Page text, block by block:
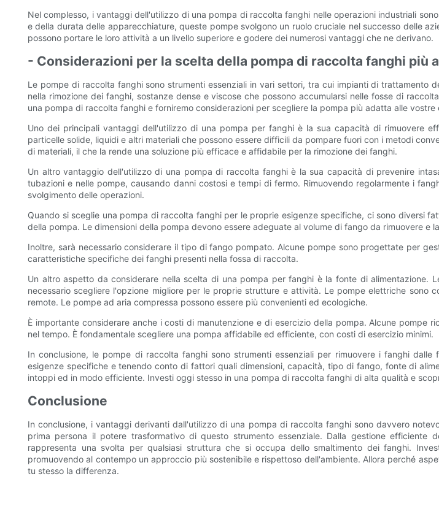
Nel complesso, i vantaggi dell'utilizzo di una pompa di raccolta fanghi nelle operazioni industriali
e della durata delle apparecchiature, queste pompe svolgono un ruolo cruciale nel successo delle
possono portare le loro attività a un livello superiore e godere dei numerosi vantaggi che ne derivano.
- Considerazioni per la scelta della pompa di raccolta fanghi più
Le pompe di raccolta fanghi sono strumenti essenziali in vari settori, tra cui impianti di trattamento
nella rimozione dei fanghi, sostanze dense e viscose che possono accumularsi nelle fosse di
una pompa di raccolta fanghi e forniremo considerazioni per scegliere la pompa più adatta alle vostre
Uno dei principali vantaggi dell'utilizzo di una pompa per fanghi è la sua capacità di rimuovere
particelle solide, liquidi e altri materiali che possono essere difficili da pompare fuori con i metodi
di materiali, il che la rende una soluzione più efficace e affidabile per la rimozione dei fanghi.
Un altro vantaggio dell'utilizzo di una pompa di raccolta fanghi è la sua capacità di prevenire
tubazioni e nelle pompe, causando danni costosi e tempi di fermo. Rimuovendo regolarmente i
svolgimento delle operazioni.
Quando si sceglie una pompa di raccolta fanghi per le proprie esigenze specifiche, ci sono diversi
della pompa. Le dimensioni della pompa devono essere adeguate al volume di fango da rimuovere
Inoltre, sarà necessario considerare il tipo di fango pompato. Alcune pompe sono progettate per
caratteristiche specifiche dei fanghi presenti nella fossa di raccolta.
Un altro aspetto da considerare nella scelta di una pompa per fanghi è la fonte di alimentazione.
necessario scegliere l'opzione migliore per le proprie strutture e attività. Le pompe elettriche
remote. Le pompe ad aria compressa possono essere più convenienti ed ecologiche.
È importante considerare anche i costi di manutenzione e di esercizio della pompa. Alcune pompe
nel tempo. È fondamentale scegliere una pompa affidabile ed efficiente, con costi di esercizio minimi.
In conclusione, le pompe di raccolta fanghi sono strumenti essenziali per rimuovere i fanghi
esigenze specifiche e tenendo conto di fattori quali dimensioni, capacità, tipo di fango, fonte di
intoppi ed in modo efficiente. Investi oggi stesso in una pompa di raccolta fanghi di alta qualità e
Conclusione
In conclusione, i vantaggi derivanti dall'utilizzo di una pompa di raccolta fanghi sono davvero
prima persona il potere trasformativo di questo strumento essenziale. Dalla gestione
rappresenta una svolta per qualsiasi struttura che si occupa dello smaltimento dei fanghi.
promuovendo al contempo un approccio più sostenibile e rispettoso dell'ambiente. Allora perché
tu stesso la differenza.